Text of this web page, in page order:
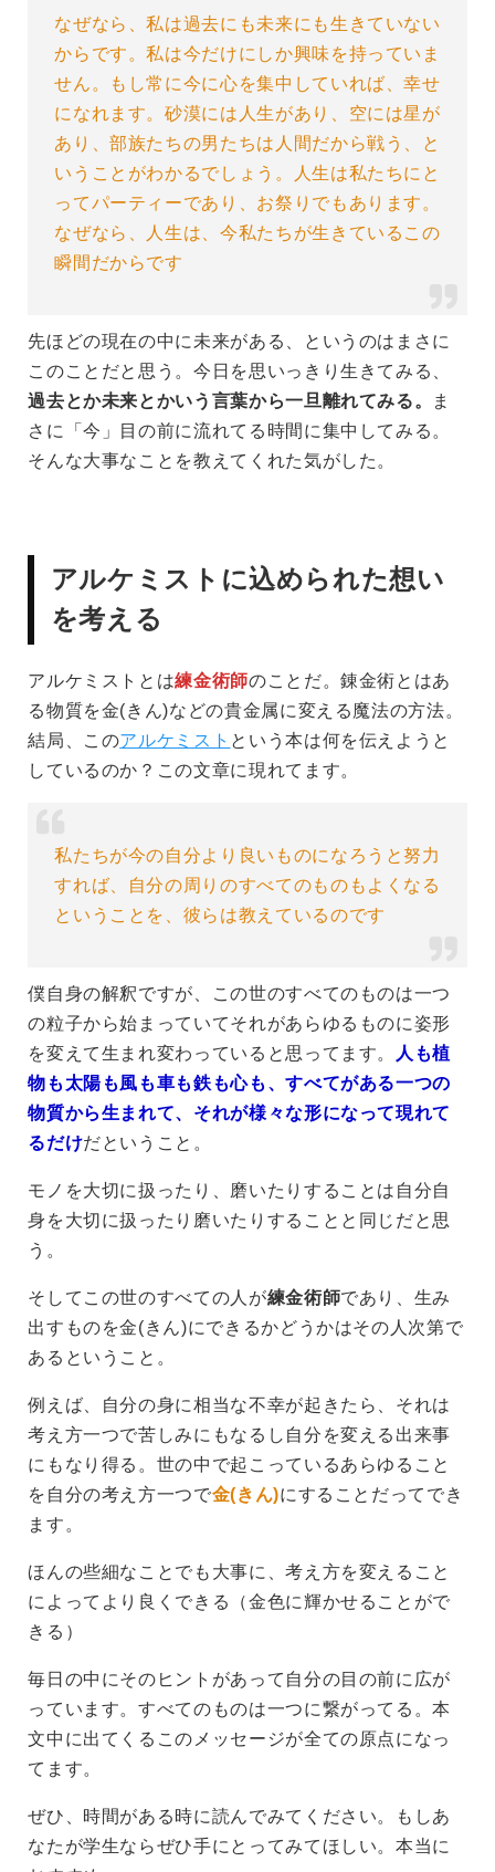
なぜなら、私は過去にも未来にも生きていない
からです。私は今だけにしか興味を持っていま
せん。もし常に今に心を集中していれば、幸せ
になれます。砂漠には人生があり、空には星が
あり、部族たちの男たちは人間だから戦う、と
いうことがわかるでしょう。人生は私たちにと
ってパーティーであり、お祭りでもあります。
なぜなら、人生は、今私たちが生きているこの
瞬間だからです
先ほどの現在の中に未来がある、というのはまさに
このことだと思う。今日を思いっきり生きてみる、
過去とか未来とかいう言葉から一旦離れてみる。
ま
さに「今」目の前に流れてる時間に集中してみる。
そんな大事なことを教えてくれた気がした。
アルケミストに込められた想い
を考える
アルケミストとは練金術師のことだ。錬金術とはあ
る物質を金(きん)などの貴金属に変える魔法の方法。
結局、このアルケミスト という本は何を伝えようと
しているのか？この文章に現れてます。
私たちが今の自分より良いものになろうと努力
すれば、自分の周りのすべてのものもよくなる
ということを、彼らは教えているのです
僕自身の解釈ですが、この世のすべてのものは一つ
の粒子から始まっていてそれがあらゆるものに姿形
を変えて生まれ変わっていると思ってます。
人も植
物も太陽も風も車も鉄も心も、すべてがある一つの
物質から生まれて、それが様々な形になって現れて
るだけだということ。
モノを大切に扱ったり、磨いたりすることは自分自
身を大切に扱ったり磨いたりすることと同じだと思
う。
そしてこの世のすべての人が練金術師であり、 生み
出すものを金(きん)にできるかどうかはその人次第で
あるということ。
例えば、自分の身に相当な不幸が起きたら、それは
考え方一つで苦しみにもなるし自分を変える出来事
にもなり得る。世の中で起こっているあらゆること
を自分の考え方一つで金(きん)にすることだってでき
ます。
ほんの些細なことでも大事に、考え方を変えること
によってより良くできる（金色に輝かせることがで
きる）
毎日の中にそのヒントがあって自分の目の前に広が
っています。すべてのものは一つに繋がってる。本
文中に出てくるこのメッセージが全ての原点になっ
てます。
ぜひ、時間がある時に読んでみてください。もしあ
なたが学生ならぜひ手にとってみてほしい。本当に